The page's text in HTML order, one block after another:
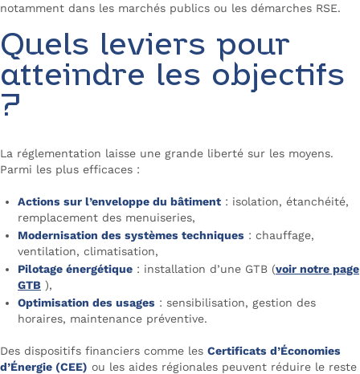
notamment dans les marchés publics ou les démarches RSE.
Quels leviers pour
atteindre les objectifs
?
La réglementation laisse une grande liberté sur les moyens.
Parmi les plus efficaces :
Actions sur l’enveloppe du bâtiment : isolation, étanchéité,
remplacement des menuiseries,
Modernisation des systèmes techniques : chauffage,
ventilation, climatisation,
Pilotage énergétique : installation d’une GTB (voir notre page
GTB ),
Optimisation des usages : sensibilisation, gestion des
horaires, maintenance préventive.
Des dispositifs financiers comme les Certificats d’Économies
d’Énergie (CEE) ou les aides régionales peuvent réduire le reste